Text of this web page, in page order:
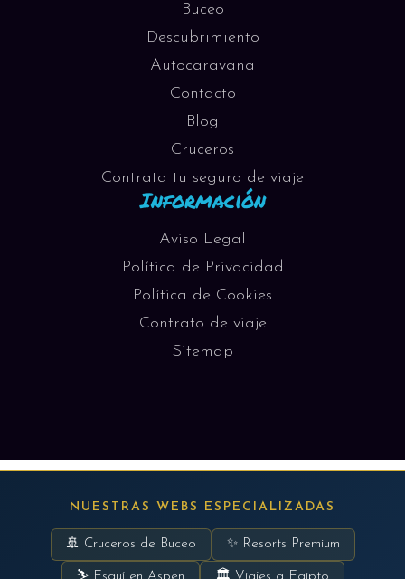
Buceo
Descubrimiento
Autocaravana
Contacto
Blog
Cruceros
Contrata tu seguro de viaje
Información
Aviso Legal
Política de Privacidad
Política de Cookies
Contrato de viaje
Sitemap
NUESTRAS WEBS ESPECIALIZADAS
🚢 Cruceros de Buceo ✨ Resorts Premium